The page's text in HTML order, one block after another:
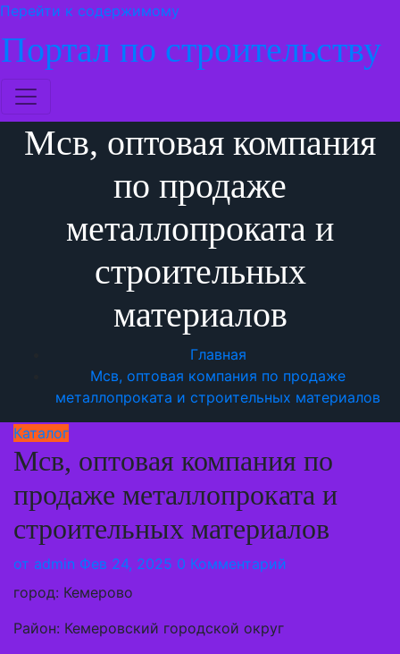
Перейти к содержимому
Портал по строительству
Мсв, оптовая компания
по продаже
металлопроката и
строительных
материалов
Главная
Мсв, оптовая компания по продаже
металлопроката и строительных материалов
Каталог
Мсв, оптовая компания по
продаже металлопроката и
строительных материалов
от admin Фев 24, 2025 0 Комментарий
город: Кемерово
Район: Кемеровский городской округ